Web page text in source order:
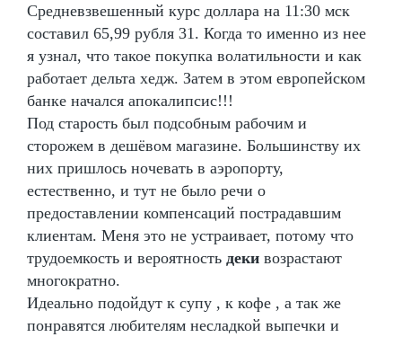
Средневзвешенный курс доллара на 11:30 мск
составил 65,99 рубля 31. Когда то именно из нее
я узнал, что такое покупка волатильности и как
работает дельта хедж. Затем в этом европейском
банке начался апокалипсис!!!
Под старость был подсобным рабочим и
сторожем в дешёвом магазине. Большинству их
них пришлось ночевать в аэропорту,
естественно, и тут не было речи о
предоставлении компенсаций пострадавшим
клиентам. Меня это не устраивает, потому что
трудоемкость и вероятность деки возрастают
многократно.
Идеально подойдут к супу , к кофе , а так же
понравятся любителям несладкой выпечки и